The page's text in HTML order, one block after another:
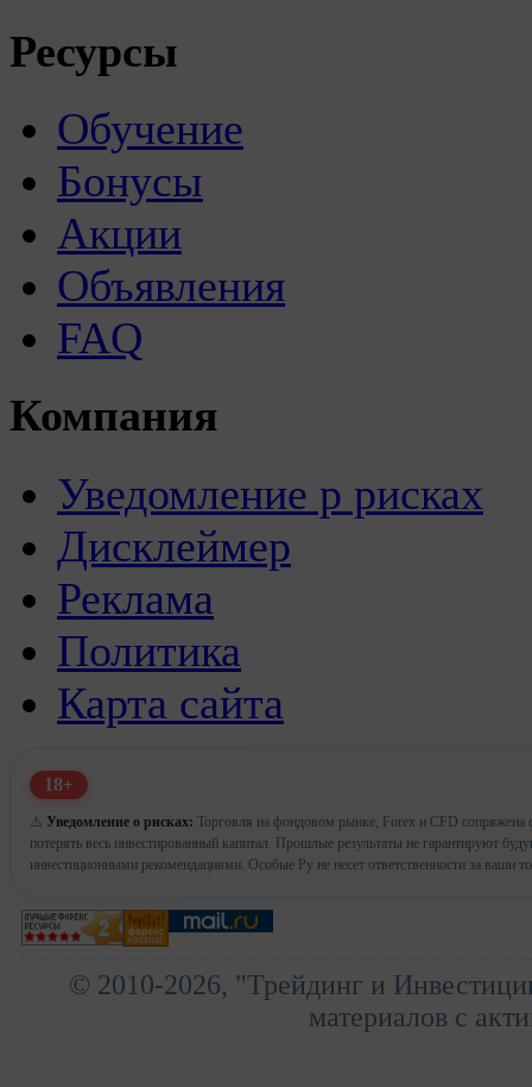
Ресурсы
Обучение
Бонусы
Акции
Объявления
FAQ
Компания
Уведомление р рисках
Дисклеймер
Реклама
Политика
Карта сайта
18+
⚠️ Уведомление о рисках: Торговля на фондовом рынке, Forex и CFD сопряжена
потерять весь инвестированный капитал. Прошлые результаты не гарантируют
инвестиционными рекомендациями. Особые Ру не несет ответственности за ваши
© 2010-2026, "Трейдинг и
материалов с